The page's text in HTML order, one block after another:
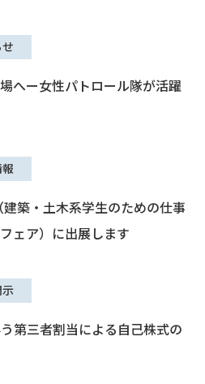
へー女性パトロール隊が活躍
築・土木系学生のための仕事
ェア）に出展します
第三者割当による自己株式の